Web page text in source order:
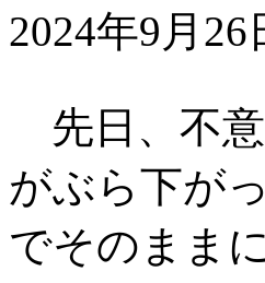
2024年9月26
先日、不
がぶら下が
でそのまま